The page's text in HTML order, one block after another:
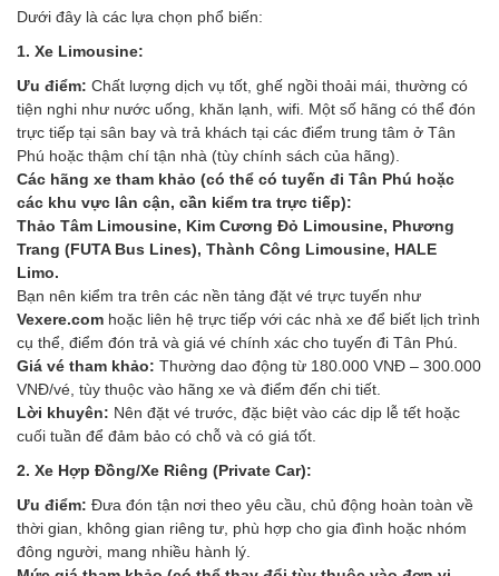
Dưới đây là các lựa chọn phổ biến:
1. Xe Limousine:
Ưu điểm: Chất lượng dịch vụ tốt, ghế ngồi thoải mái, thường có
tiện nghi như nước uống, khăn lạnh, wifi. Một số hãng có thể đón
trực tiếp tại sân bay và trả khách tại các điểm trung tâm ở Tân
Phú hoặc thậm chí tận nhà (tùy chính sách của hãng).
Các hãng xe tham khảo (có thể có tuyến đi Tân Phú hoặc
các khu vực lân cận, cần kiểm tra trực tiếp):
Thảo Tâm Limousine, Kim Cương Đỏ Limousine, Phương
Trang (FUTA Bus Lines), Thành Công Limousine, HALE
Limo.
Bạn nên kiểm tra trên các nền tảng đặt vé trực tuyến như
Vexere.com hoặc liên hệ trực tiếp với các nhà xe để biết lịch trình
cụ thể, điểm đón trả và giá vé chính xác cho tuyến đi Tân Phú.
Giá vé tham khảo: Thường dao động từ 180.000 VNĐ – 300.000
VNĐ/vé, tùy thuộc vào hãng xe và điểm đến chi tiết.
Lời khuyên: Nên đặt vé trước, đặc biệt vào các dịp lễ tết hoặc
cuối tuần để đảm bảo có chỗ và có giá tốt.
2. Xe Hợp Đồng/Xe Riêng (Private Car):
Ưu điểm: Đưa đón tận nơi theo yêu cầu, chủ động hoàn toàn về
thời gian, không gian riêng tư, phù hợp cho gia đình hoặc nhóm
đông người, mang nhiều hành lý.